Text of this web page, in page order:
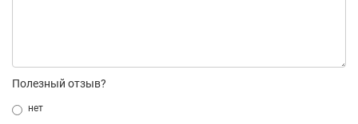
Полезный отзыв?
нет